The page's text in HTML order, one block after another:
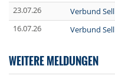
23.07.26
Verbund Sell
16.07.26
Verbund Sell
WEITERE MELDUNGEN